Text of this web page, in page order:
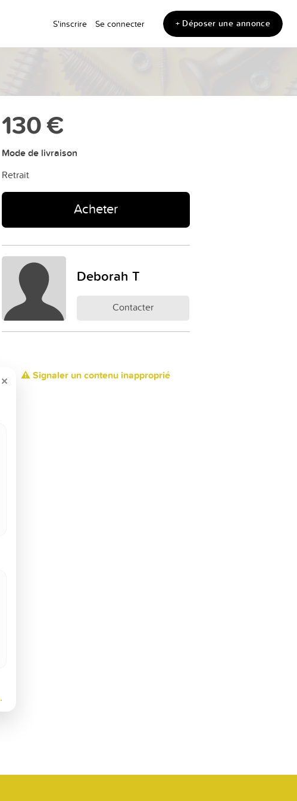
S'inscrire Se connecter + Déposer une annonce
130 €
Mode de livraison
Retrait
Acheter
Deborah T
Contacter
⚠️ Signaler un contenu inapproprié
×